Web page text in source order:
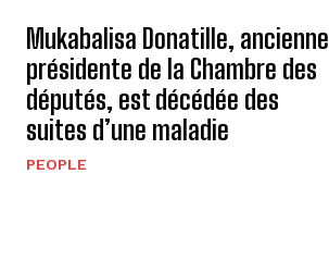
Mukabalisa Donatille, ancienne
présidente de la Chambre des
députés, est décédée des
suites d’une maladie
PEOPLE